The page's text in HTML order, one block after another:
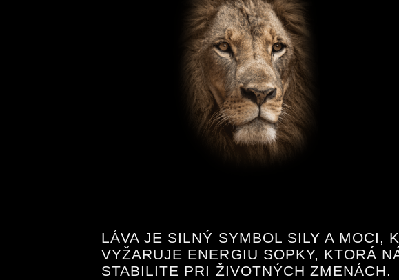
LÁVA JE SILNÝ SYMBOL SILY A MOCI,
VYŽARUJE ENERGIU SOPKY, KTORÁ
STABILITE PRI ŽIVOTNÝCH ZMENÁCH.